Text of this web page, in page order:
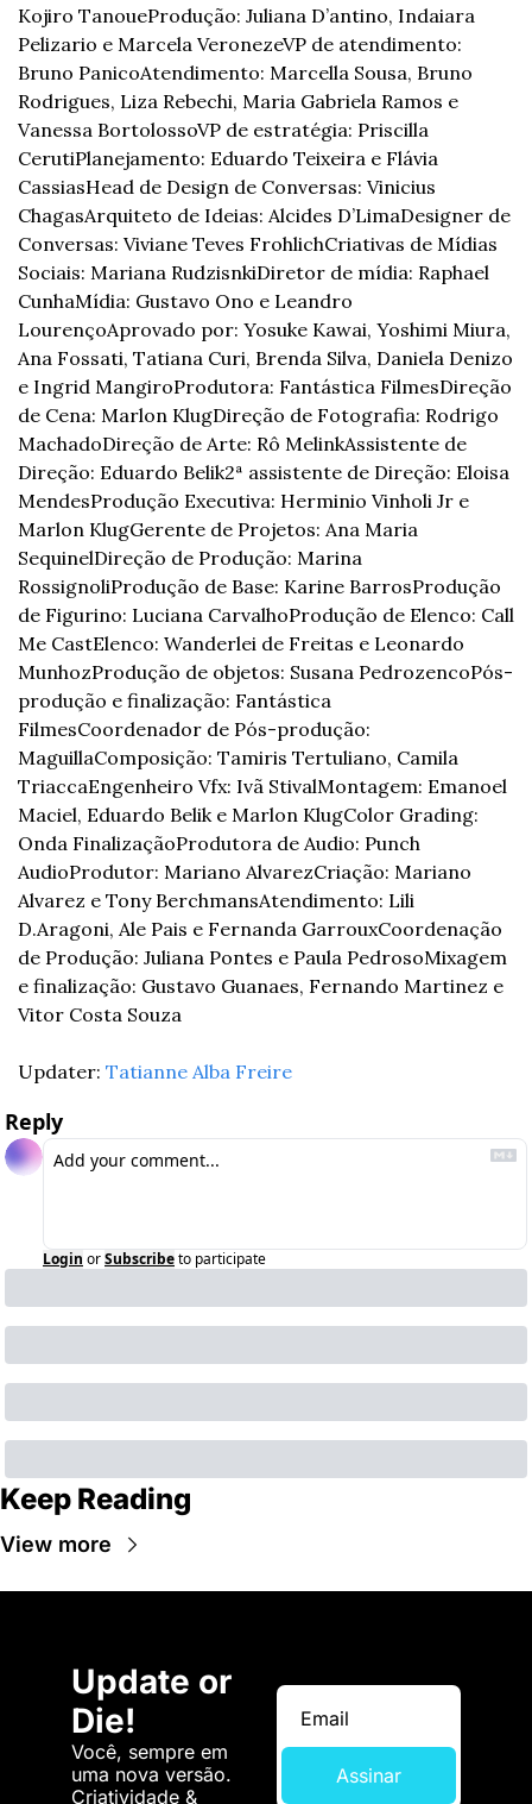
Kojiro TanoueProdução: Juliana D’antino, Indaiara
Pelizario e Marcela VeronezeVP de atendimento:
Bruno PanicoAtendimento: Marcella Sousa, Bruno
Rodrigues, Liza Rebechi, Maria Gabriela Ramos e
Vanessa BortolossoVP de estratégia: Priscilla
CerutiPlanejamento: Eduardo Teixeira e Flávia
CassiasHead de Design de Conversas: Vinicius
ChagasArquiteto de Ideias: Alcides D’LimaDesigner de
Conversas: Viviane Teves FrohlichCriativas de Mídias
Sociais: Mariana RudzisnkiDiretor de mídia: Raphael
CunhaMídia: Gustavo Ono e Leandro
LourençoAprovado por: Yosuke Kawai, Yoshimi Miura,
Ana Fossati, Tatiana Curi, Brenda Silva, Daniela Denizo
e Ingrid MangiroProdutora: Fantástica FilmesDireção
de Cena: Marlon KlugDireção de Fotografia: Rodrigo
MachadoDireção de Arte: Rô MelinkAssistente de
Direção: Eduardo Belik2ª assistente de Direção: Eloisa
MendesProdução Executiva: Herminio Vinholi Jr e
Marlon KlugGerente de Projetos: Ana Maria
SequinelDireção de Produção: Marina
RossignoliProdução de Base: Karine BarrosProdução
de Figurino: Luciana CarvalhoProdução de Elenco: Call
Me CastElenco: Wanderlei de Freitas e Leonardo
MunhozProdução de objetos: Susana PedrozencoPós-
produção e finalização: Fantástica
FilmesCoordenador de Pós-produção:
MaguillaComposição: Tamiris Tertuliano, Camila
TriaccaEngenheiro Vfx: Ivã StivalMontagem: Emanoel
Maciel, Eduardo Belik e Marlon KlugColor Grading:
Onda FinalizaçãoProdutora de Audio: Punch
AudioProdutor: Mariano AlvarezCriação: Mariano
Alvarez e Tony BerchmansAtendimento: Lili
D.Aragoni, Ale Pais e Fernanda GarrouxCoordenação
de Produção: Juliana Pontes e Paula PedrosoMixagem
e finalização: Gustavo Guanaes, Fernando Martinez e
Vitor Costa Souza
Updater: Tatianne Alba Freire
Reply
Login orSubscribeto participate
Keep Reading
View more
Update or
Die!
Você, sempre em
uma nova versão.
Criatividade &
Assinar